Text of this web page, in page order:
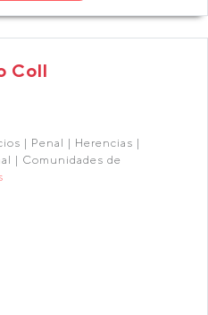
Coll
| Penal | Herencias |
| Comunidades de